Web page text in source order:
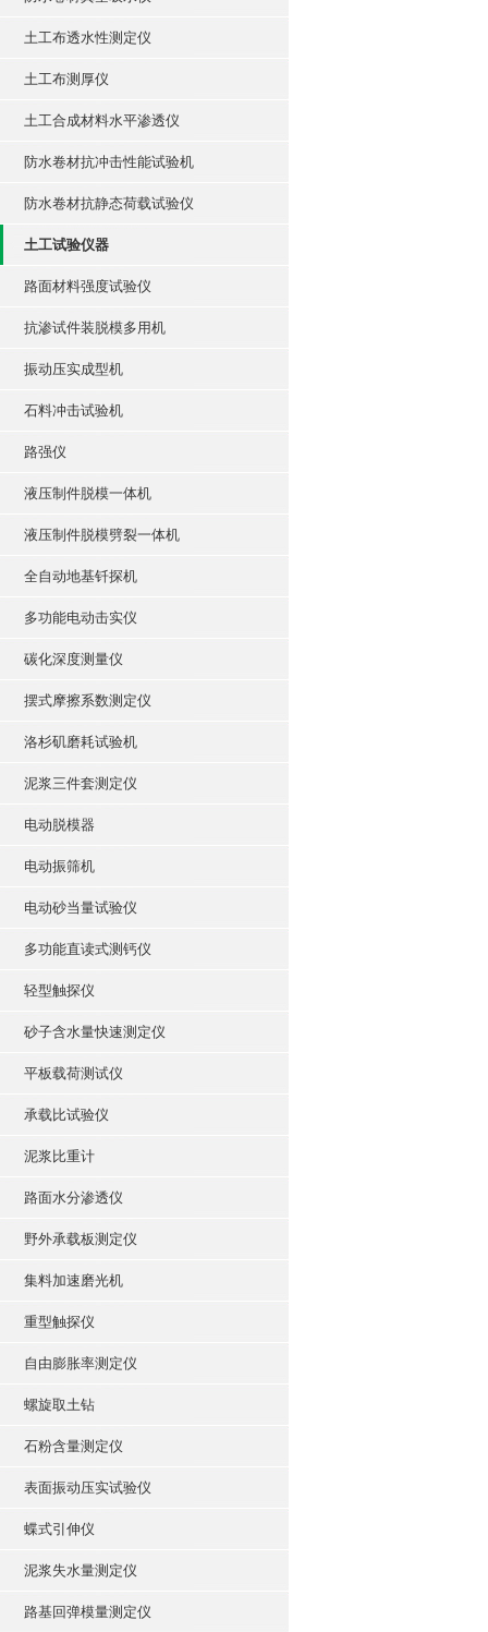
土工布透水性测定仪
土工布测厚仪
土工合成材料水平渗透仪
防水卷材抗冲击性能试验机
防水卷材抗静态荷载试验仪
土工试验仪器
路面材料强度试验仪
抗渗试件装脱模多用机
振动压实成型机
石料冲击试验机
路强仪
液压制件脱模一体机
液压制件脱模劈裂一体机
全自动地基钎探机
多功能电动击实仪
碳化深度测量仪
摆式摩擦系数测定仪
洛杉矶磨耗试验机
泥浆三件套测定仪
电动脱模器
电动振筛机
电动砂当量试验仪
多功能直读式测钙仪
轻型触探仪
砂子含水量快速测定仪
平板载荷测试仪
承载比试验仪
泥浆比重计
路面水分渗透仪
野外承载板测定仪
集料加速磨光机
重型触探仪
自由膨胀率测定仪
螺旋取土钻
石粉含量测定仪
表面振动压实试验仪
蝶式引伸仪
泥浆失水量测定仪
路基回弹模量测定仪